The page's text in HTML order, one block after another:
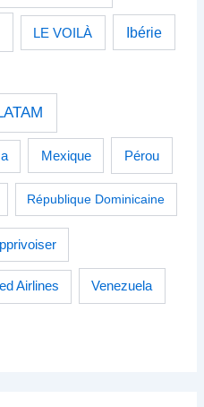
LE VOILÀ Ibérie
Mexique Pérou
République Dominicaine
Airlines Venezuela